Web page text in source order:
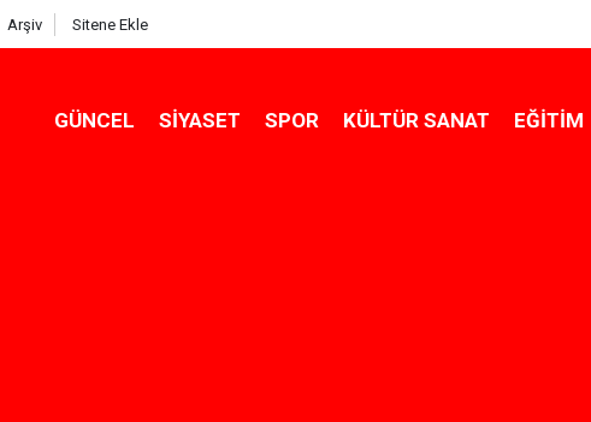
Arşiv Sitene Ekle
GÜNCEL SIYASET SPOR KÜLTÜR SANAT EĞITIM